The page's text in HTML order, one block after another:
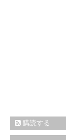
購読する